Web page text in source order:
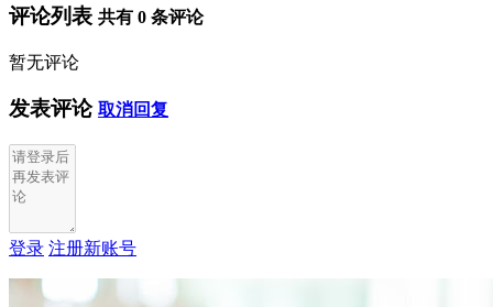
评论列表 共有 0 条评论
暂无评论
发表评论 取消回复
登录 注册新账号